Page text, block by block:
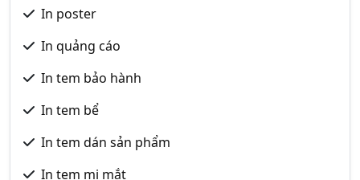
In poster
In quảng cáo
In tem bảo hành
In tem bể
In tem dán sản phẩm
In tem mi mắt